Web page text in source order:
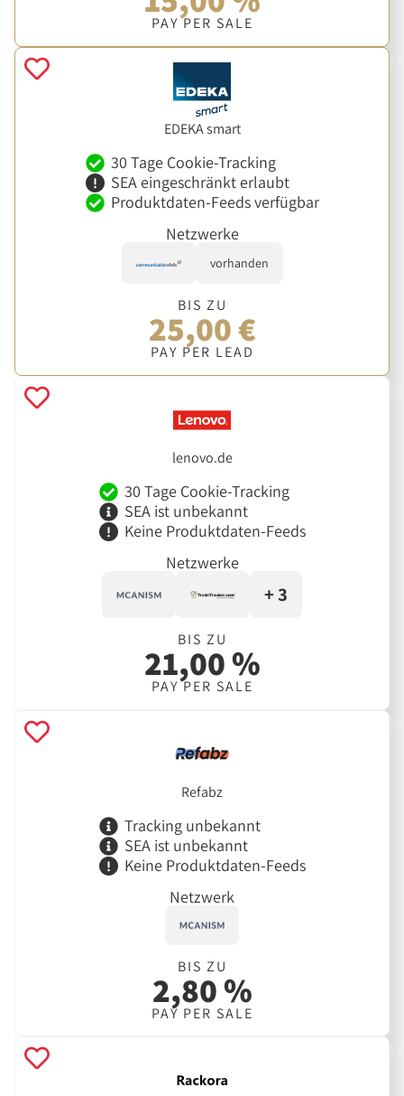
PAY PER SALE
EDEKA smart
30 Tage Cookie-Tracking
SEA eingeschränkt erlaubt
Produktdaten-Feeds verfügbar
Netzwerke
vorhanden
BIS ZU
25,00 €
PAY PER LEAD
lenovo.de
30 Tage Cookie-Tracking
SEA ist unbekannt
Keine Produktdaten-Feeds
Netzwerke
+ 3
BIS ZU
21,00 %
PAY PER SALE
Refabz
Tracking unbekannt
SEA ist unbekannt
Keine Produktdaten-Feeds
Netzwerk
BIS ZU
2,80 %
PAY PER SALE